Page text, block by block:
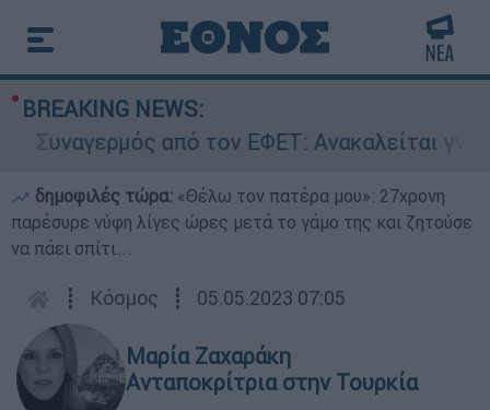
BREAKING NEWS:
από τον ΕΦΕΤ: Ανακαλείται
δημοφιλές τώρα: «Θέλω τον πατέρα μου»: 27χρονη
παρέσυρε νύφη λίγες ώρες μετά το γάμο της και ζητούσε
να πάει σπίτι...
┋ Κόσμος ┋ 05.05.2023 07:05
Μαρία Ζαχαράκη
Ανταποκρίτρια στην Τουρκία